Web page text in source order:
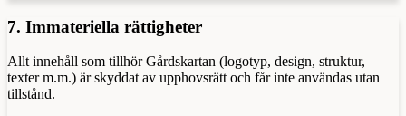
7. Immateriella rättigheter
Allt innehåll som tillhör Gårdskartan (logotyp, design, struktur,
texter m.m.) är skyddat av upphovsrätt och får inte användas utan
tillstånd.